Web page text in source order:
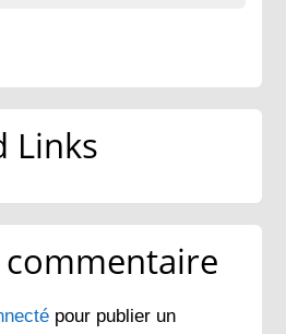
Links
commentaire
pour publier un